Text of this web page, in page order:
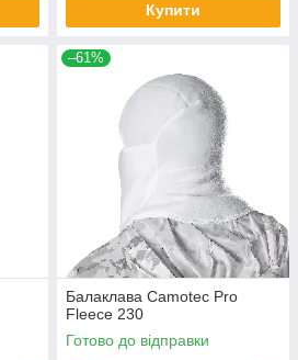
Купити
–61%
Балаклава Camotec Pro
Fleece 230
Готово до відправки